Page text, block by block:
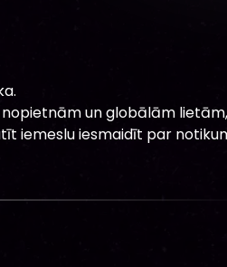
un globālām
iemeslu iesmaidīt par